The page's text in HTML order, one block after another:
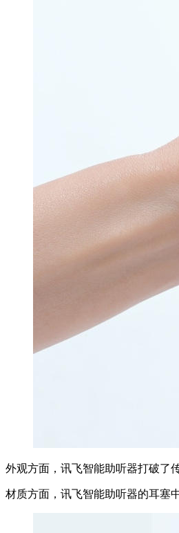
外观方面，讯飞智能助听器打破了
材质方面，讯飞智能助听器的耳塞